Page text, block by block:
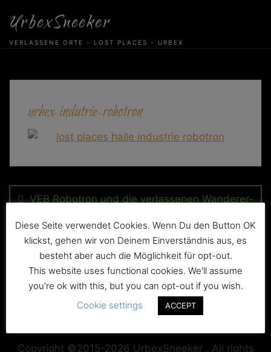
content
UrbexSneeker
VERLASSENE ORTE - LOST PLACES - URBEX
urbex-indutrie-robotron
VEB Robotron und die verlassenen Wanderer-
Copyright ©2015-2026 UrbexSneeker . All rights
Diese Seite verwendet Cookies. Wenn Du den Button OK
klickst, gehen wir von Deinem Einverständnis aus, es
besteht aber auch die Möglichkeit für opt-out.
This website uses functional cookies. We'll assume
you're ok with this, but you can opt-out if you wish.
Cookie settings
ACCEPT